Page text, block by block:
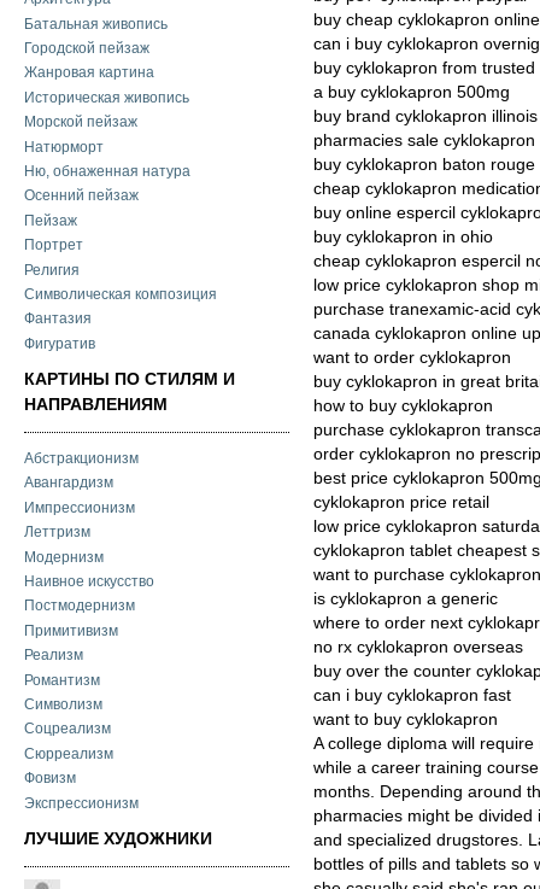
Батальная живопись
Городской пейзаж
Жанровая картина
Историческая живопись
Морской пейзаж
Натюрморт
Ню, обнаженная натура
Осенний пейзаж
Пейзаж
Портрет
Религия
Символическая композиция
Фантазия
Фигуратив
КАРТИНЫ ПО СТИЛЯМ И
НАПРАВЛЕНИЯМ
Абстракционизм
Авангардизм
Импрессионизм
Леттризм
Модернизм
Наивное искусство
Постмодернизм
Примитивизм
Реализм
Романтизм
Символизм
Соцреализм
Сюрреализм
Фовизм
Экспрессионизм
ЛУЧШИЕ ХУДОЖНИКИ
buy cheap cyklokapron
can i buy cyklokapron
buy cyklokapron from
a buy cyklokapron 500mg
buy brand cyklokapron illinois
pharmacies sale
buy cyklokapron baton rouge
cheap cyklokapron
buy online espercil
buy cyklokapron in ohio
cheap cyklokapron espercil
low price cyklokapron shop
purchase tranexamic-acid
canada cyklokapron online
want to order cyklokapron
buy cyklokapron in great
how to buy cyklokapron
purchase cyklokapron
order cyklokapron no
best price cyklokapron
cyklokapron price retail
low price cyklokapron
cyklokapron tablet cheapest
want to purchase cyklokapron
is cyklokapron a generic
where to order next
no rx cyklokapron overseas
buy over the counter
can i buy cyklokapron fast
want to buy cyklokapron
A college diploma will
while a career training
months. Depending around
pharmacies might be
and specialized drugstores.
bottles of pills and tablets so